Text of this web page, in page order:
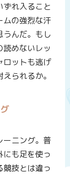
れ入ること
ムの強烈な汗
うんだ。もし
めないレッ
ロットも逃げ
られるか。
ーニング。普
も足を使っ
競技とは違っ